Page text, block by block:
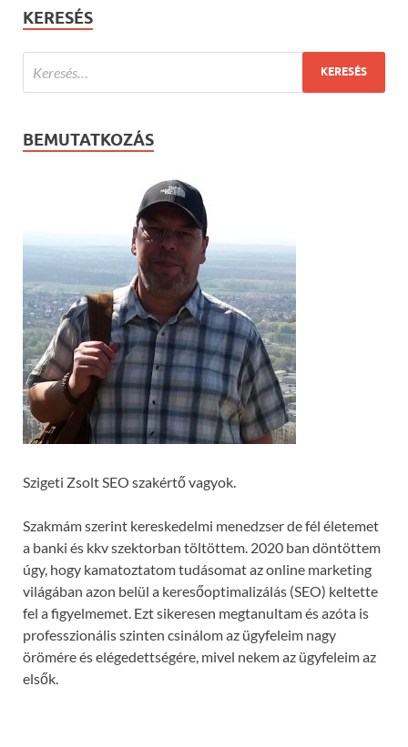
KERESÉS
BEMUTATKOZÁS
Szigeti Zsolt SEO szakértő vagyok.
Szakmám szerint kereskedelmi menedzser de fél életemet
a banki és kkv szektorban töltöttem. 2020 ban döntöttem
úgy, hogy kamatoztatom tudásomat az online marketing
világában azon belül a keresőoptimalizálás (SEO) keltette
fel a figyelmemet. Ezt sikeresen megtanultam és azóta is
professzionális szinten csinálom az ügyfeleim nagy
örömére és elégedettségére, mivel nekem az ügyfeleim az
elsők.